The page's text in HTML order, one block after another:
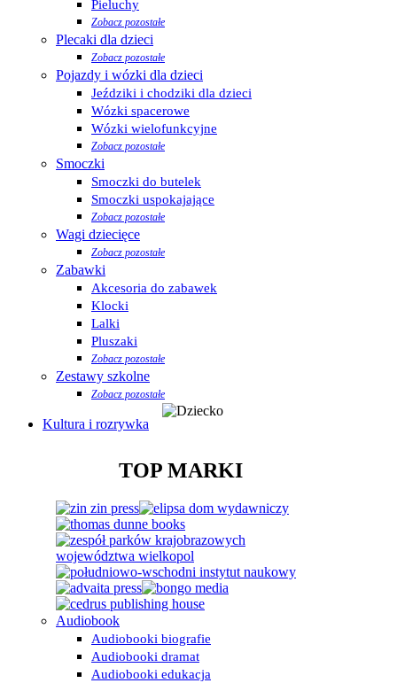
Pieluchy
Zobacz pozostałe
Plecaki dla dzieci
Zobacz pozostałe
Pojazdy i wózki dla dzieci
Jeździki i chodziki dla dzieci
Wózki spacerowe
Wózki wielofunkcyjne
Zobacz pozostałe
Smoczki
Smoczki do butelek
Smoczki uspokajające
Zobacz pozostałe
Wagi dziecięce
Zobacz pozostałe
Zabawki
Akcesoria do zabawek
Klocki
Lalki
Pluszaki
Zobacz pozostałe
Zestawy szkolne
Zobacz pozostałe
Kultura i rozrywka
TOP MARKI
Audiobook
Audiobooki biografie
Audiobooki dramat
Audiobooki edukacja